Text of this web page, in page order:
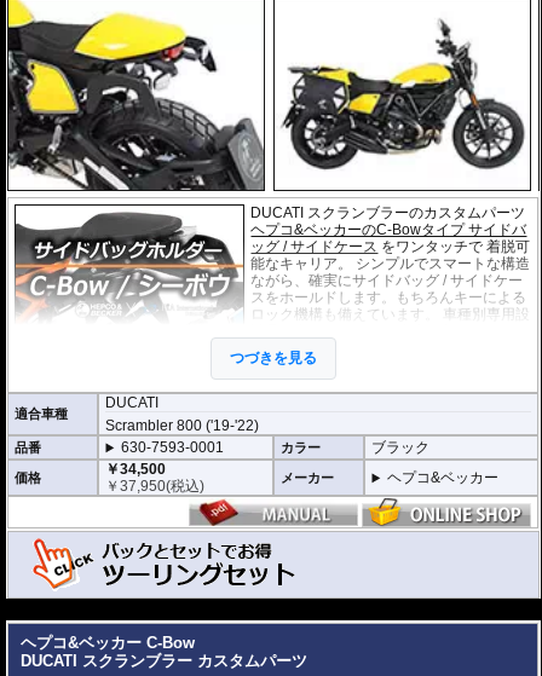
DUCATI スクランブラーのカスタムパーツ
ヘプコ&ベッカーのC-Bowタイプ サイドバ
ッグ / サイドケース をワンタッチで 着脱可
能なキャリア。 シンプルでスマートな構造
ながら、確実にサイドバッグ / サイドケー
スをホールドします。もちろんキーによる
ロック機構も備えています。 車種別専用設
※耐加重 : 片側 5kg (ケース、バッグの自重
を除く)
※サイドケースは別売です。こちらからお求め下さい。
※バッグの搭載位置を 50mm 前方または後方、30mm 上方または下方に移設す
る移設キット(オプション)もあります。
つづきを見る
適合車種
DUCATI
Scrambler 800 ('19-'22)
品番 630-7593-0001 カラー ブラック
価格
￥34,500
￥37,950(税込) メーカー ヘプコ&ベッカー
バッグは下記の中から選択できます。
バッグ名をクリックすると各バッグの詳細ページを開きます。
ヘプコ&ベッカー C-Bow
DUCATI スクランブラー カスタムパーツ